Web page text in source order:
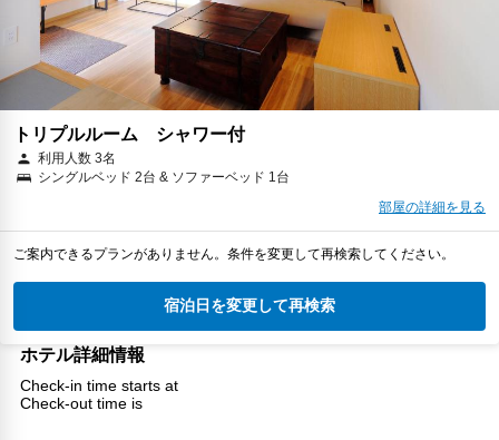
トリプルルーム シャワー付
利用人数 3名
シングルベッド 2台 & ソファーベッド 1台
部屋の詳細を見る
ご案内できるプランがありません。条件を変更して再検索してください。
宿泊日を変更して再検索
ホテル詳細情報
Check-in time starts at
Check-out time is